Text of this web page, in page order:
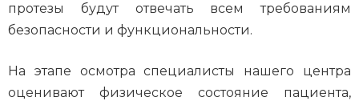
протезы будут отвечать всем требованиям
безопасности и функциональности.
На этапе осмотра специалисты нашего центра
оценивают физическое состояние пациента,